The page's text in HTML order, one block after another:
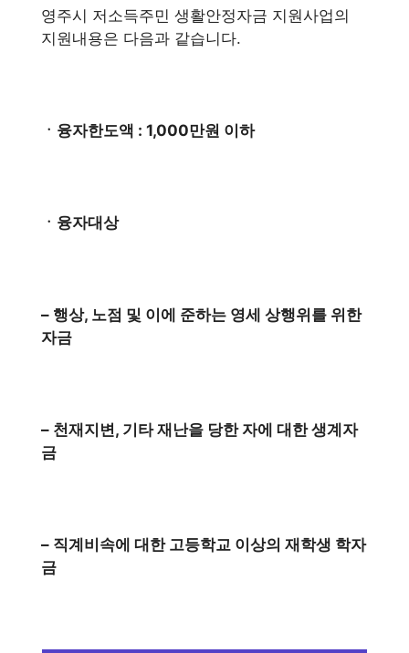
영주시 저소득주민 생활안정자금 지원사업의
지원내용은 다음과 같습니다.
ㆍ융자한도액 : 1,000만원 이하
ㆍ융자대상
– 행상, 노점 및 이에 준하는 영세 상행위를 위한
자금
– 천재지변, 기타 재난을 당한 자에 대한 생계자
금
– 직계비속에 대한 고등학교 이상의 재학생 학자
금